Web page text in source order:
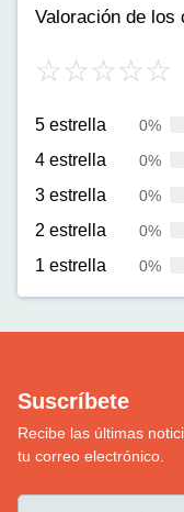
Valoración de los
5 estrella 0%
4 estrella 0%
3 estrella 0%
2 estrella 0%
1 estrella 0%
Suscríbete
Recibe las últimas
tu correo electrónico.